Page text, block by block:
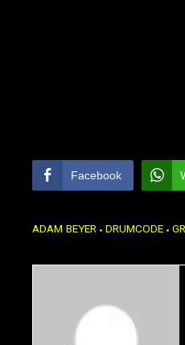
Facebook
ADAM BEYER DRUMCODE